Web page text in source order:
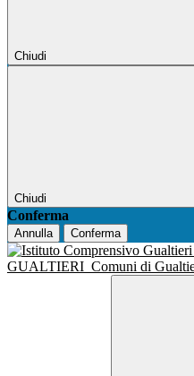
Chiudi
Chiudi
Conferma
Annulla Conferma
GUALTIERI Comuni di